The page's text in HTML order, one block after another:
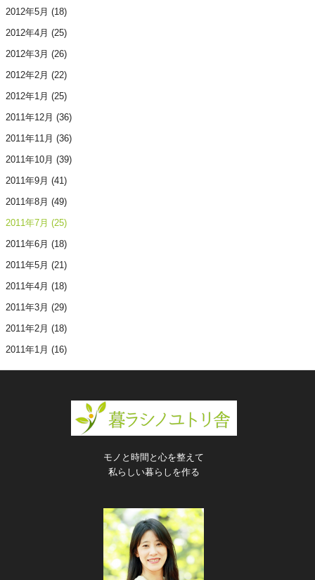
2012年5月 (18)
2012年4月 (25)
2012年3月 (26)
2012年2月 (22)
2012年1月 (25)
2011年12月 (36)
2011年11月 (36)
2011年10月 (39)
2011年9月 (41)
2011年8月 (49)
2011年7月 (25)
2011年6月 (18)
2011年5月 (21)
2011年4月 (18)
2011年3月 (29)
2011年2月 (18)
2011年1月 (16)
モノと時間と心を整えて
私らしい暮らしを作る